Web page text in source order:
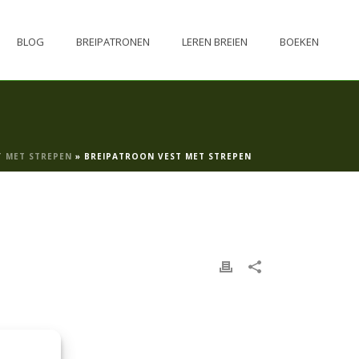
BLOG BREIPATRONEN LEREN BREIEN BOEKEN
MET STREPEN » BREIPATROON VEST MET STREPEN